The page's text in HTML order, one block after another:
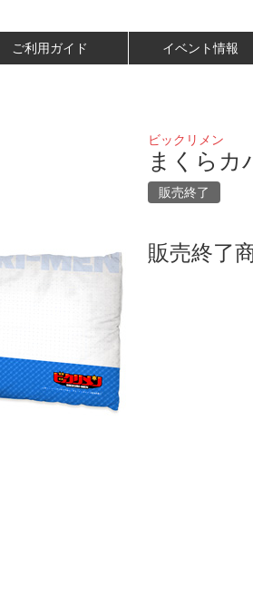
ご利用ガイド イベント情報
ビックリメン
まくらカ
販売終了
販売終了